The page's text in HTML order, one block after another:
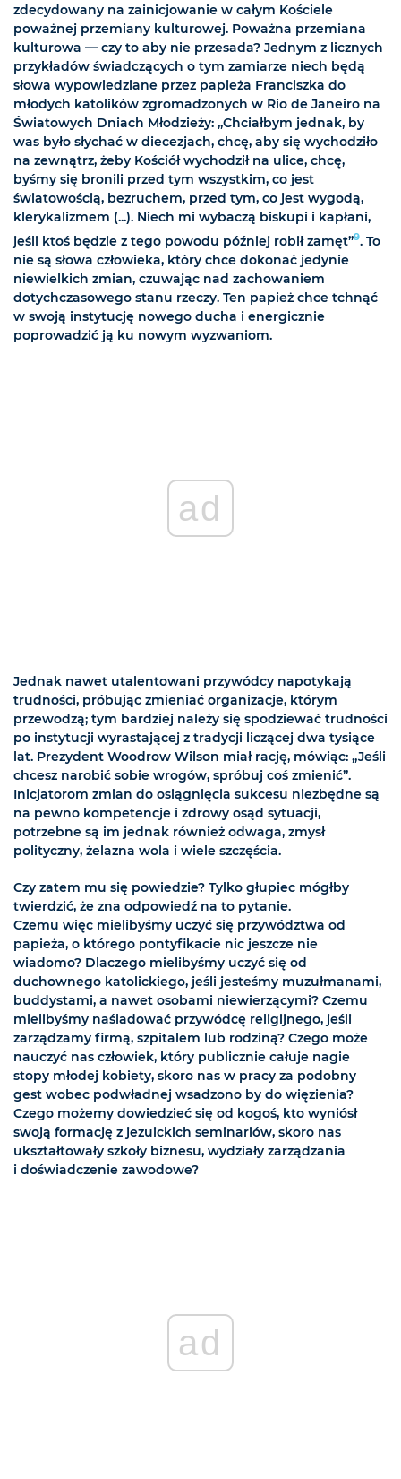
zdecydowany na zainicjowanie w całym Kościele
poważnej przemiany kulturowej. Poważna przemiana
kulturowa — czy to aby nie przesada? Jednym z licznych
przykładów świadczących o tym zamiarze niech będą
słowa wypowiedziane przez papieża Franciszka do
młodych katolików zgromadzonych w Rio de Janeiro na
Światowych Dniach Młodzieży: „Chciałbym jednak, by
was było słychać w diecezjach, chcę, aby się wychodziło
na zewnątrz, żeby Kościół wychodził na ulice, chcę,
byśmy się bronili przed tym wszystkim, co jest
światowością, bezruchem, przed tym, co jest wygodą,
klerykalizmem (...). Niech mi wybaczą biskupi i kapłani,
jeśli ktoś będzie z tego powodu później robił zamęt”9. To
nie są słowa człowieka, który chce dokonać jedynie
niewielkich zmian, czuwając nad zachowaniem
dotychczasowego stanu rzeczy. Ten papież chce tchnąć
w swoją instytucję nowego ducha i energicznie
poprowadzić ją ku nowym wyzwaniom.
ad
Jednak nawet utalentowani przywódcy napotykają
trudności, próbując zmieniać organizacje, którym
przewodzą; tym bardziej należy się spodziewać trudności
po instytucji wyrastającej z tradycji liczącej dwa tysiące
lat. Prezydent Woodrow Wilson miał rację, mówiąc: „Jeśli
chcesz narobić sobie wrogów, spróbuj coś zmienić”.
Inicjatorom zmian do osiągnięcia sukcesu niezbędne są
na pewno kompetencje i zdrowy osąd sytuacji,
potrzebne są im jednak również odwaga, zmysł
polityczny, żelazna wola i wiele szczęścia.
Czy zatem mu się powiedzie? Tylko głupiec mógłby
twierdzić, że zna odpowiedź na to pytanie.
Czemu więc mielibyśmy uczyć się przywództwa od
papieża, o którego pontyfikacie nic jeszcze nie
wiadomo? Dlaczego mielibyśmy uczyć się od
duchownego katolickiego, jeśli jesteśmy muzułmanami,
buddystami, a nawet osobami niewierzącymi? Czemu
mielibyśmy naśladować przywódcę religijnego, jeśli
zarządzamy firmą, szpitalem lub rodziną? Czego może
nauczyć nas człowiek, który publicznie całuje nagie
stopy młodej kobiety, skoro nas w pracy za podobny
gest wobec podwładnej wsadzono by do więzienia?
Czego możemy dowiedzieć się od kogoś, kto wyniósł
swoją formację z jezuickich seminariów, skoro nas
ukształtowały szkoły biznesu, wydziały zarządzania
i doświadczenie zawodowe?
ad